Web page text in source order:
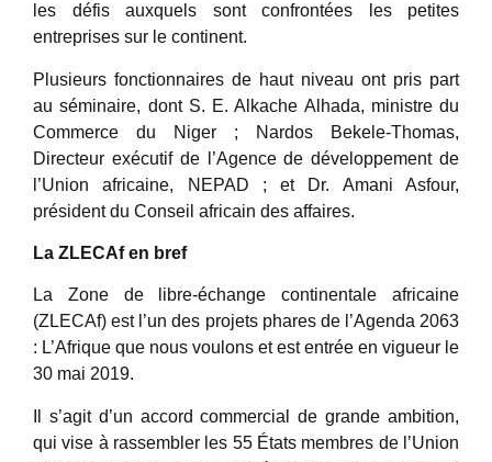
les défis auxquels sont confrontées les petites
entreprises sur le continent.
Plusieurs fonctionnaires de haut niveau ont pris part
au séminaire, dont S. E. Alkache Alhada, ministre du
Commerce du Niger ; Nardos Bekele-Thomas,
Directeur exécutif de l’Agence de développement de
l’Union africaine, NEPAD ; et Dr. Amani Asfour,
président du Conseil africain des affaires.
La ZLECAf en bref
La Zone de libre-échange continentale africaine
(ZLECAf) est l’un des projets phares de l’Agenda 2063
: L’Afrique que nous voulons et est entrée en vigueur le
30 mai 2019.
Il s’agit d’un accord commercial de grande ambition,
qui vise à rassembler les 55 États membres de l’Union